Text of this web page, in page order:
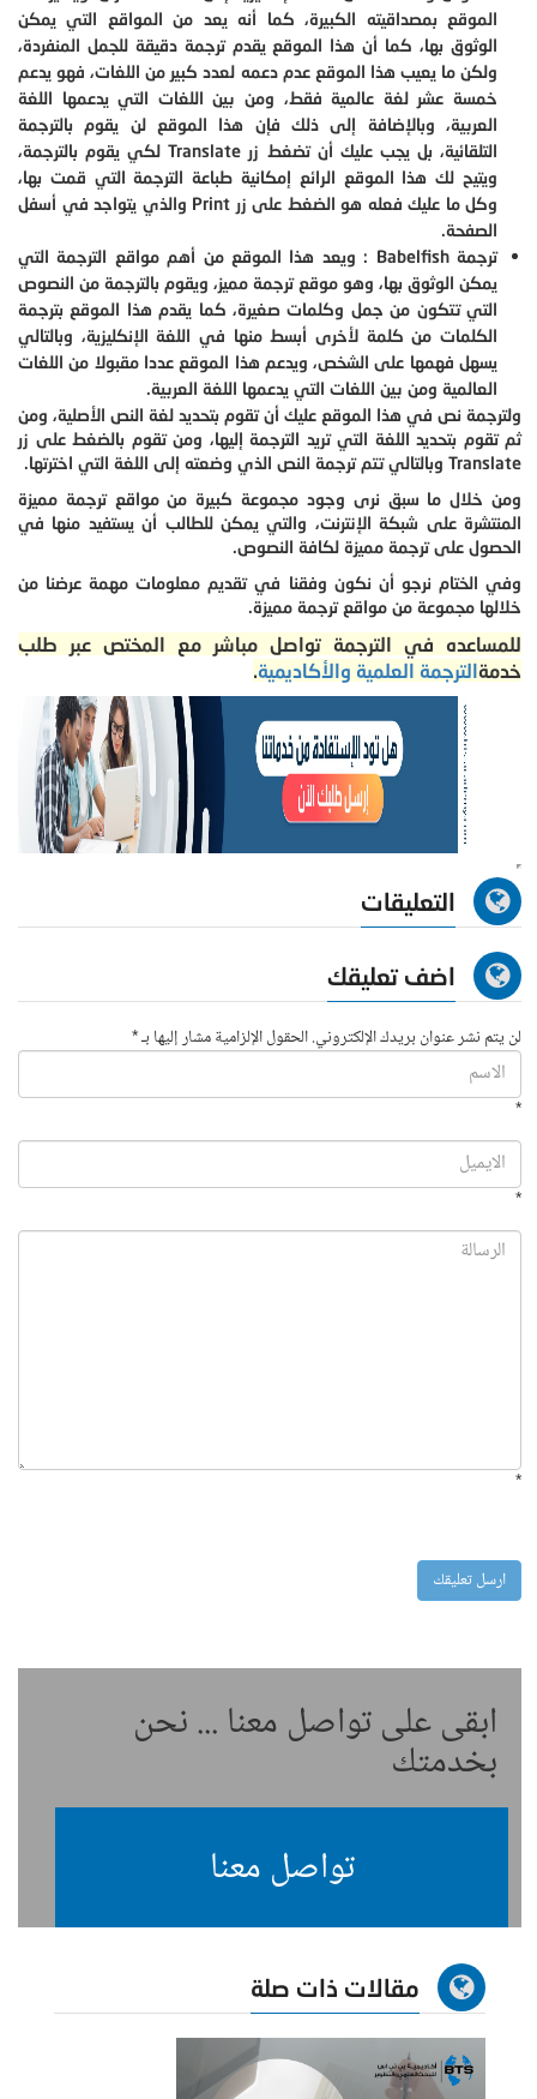
الموقع بمصداقيته الكبيرة، كما أنه يعد من المواقع التي يمكن
الوثوق بها، كما أن هذا الموقع يقدم ترجمة دقيقة للجمل المنفردة،
ولكن ما يعيب هذا الموقع عدم دعمه لعدد كبير من اللغات، فهو يدعم
خمسة عشر لغة عالمية فقط، ومن بين اللغات التي يدعمها اللغة
العربية، وبالإضافة إلى ذلك فإن هذا الموقع لن يقوم بالترجمة
التلقائية، بل يجب عليك أن تضغط زر Translateلكي يقوم بالترجمة،
ويتيح لك هذا الموقع الرائع إمكانية طباعة الترجمة التي قمت بها،
وكل ما عليك فعله هو الضغط على زر Print والذي يتواجد في أسفل
الصفحة.
ترجمةBabelfish : ويعد هذا الموقع من أهم مواقع الترجمة التي
يمكن الوثوق بها، وهو موقع ترجمة مميز، ويقوم بالترجمة من النصوص
التي تتكون من جمل وكلمات صغيرة، كما يقدم هذا الموقع بترجمة
الكلمات من كلمة لأخرى أبسط منها في اللغة الإنكليزية، وبالتالي
يسهل فهمها على الشخص، ويدعم هذا الموقع عددا مقبولا من اللغات
العالمية ومن بين اللغات التي يدعمها اللغة العربية.
ولترجمة نص في هذا الموقع عليك أن تقوم بتحديد لغة النص الأصلية، ومن
ثم تقوم بتحديد اللغة التي تريد الترجمة إليها، ومن تقوم بالضغط على زر
Translate وبالتالي تتم ترجمة النص الذي وضعته إلى اللغة التي اخترتها.
ومن خلال ما سبق نرى وجود مجموعة كبيرة من مواقع ترجمة مميزة
المنتشرة على شبكة الإنترنت، والتي يمكن للطالب أن يستفيد منها في
الحصول على ترجمة مميزة لكافة النصوص.
وفي الختام نرجو أن نكون وفقنا في تقديم معلومات مهمة عرضنا من
خلالها مجموعة من مواقع ترجمة مميزة.
للمساعده في الترجمة تواصل مباشر مع المختص عبر طلب
خدمةالترجمة العلمية والأكاديمية.
التعليقات
اضف تعليقك
لن يتم نشر عنوان بريدك الإلكتروني. الحقول الإلزامية مشار إليها بـ *
*
*
*
ابقى على تواصل معنا ... نحن
بخدمتك
تواصل معنا
مقالات ذات صلة